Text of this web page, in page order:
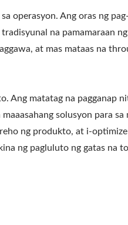
operasyon. Ang oras ng
na pamamaraan
at mas mataas na
Ang matatag na pagganap
solusyon para sa
ng produkto, at i-optimize
ng pagluluto ng gatas na